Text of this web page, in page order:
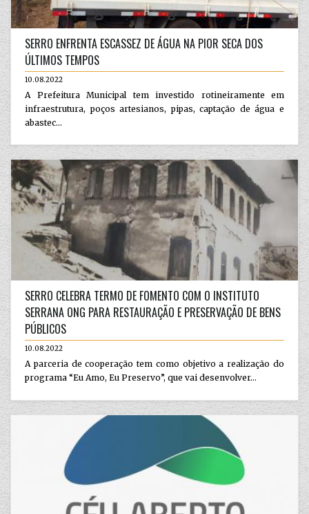
SERRO ENFRENTA ESCASSEZ DE ÁGUA NA PIOR SECA DOS
ÚLTIMOS TEMPOS
10.08.2022
A Prefeitura Municipal tem investido rotineiramente em
infraestrutura, poços artesianos, pipas, captação de água e
abastec...
SERRO CELEBRA TERMO DE FOMENTO COM O INSTITUTO
SERRANA ONG PARA RESTAURAÇÃO E PRESERVAÇÃO DE BENS
PÚBLICOS
10.08.2022
A parceria de cooperação tem como objetivo a realização do
programa “Eu Amo, Eu Preservo”, que vai desenvolver...